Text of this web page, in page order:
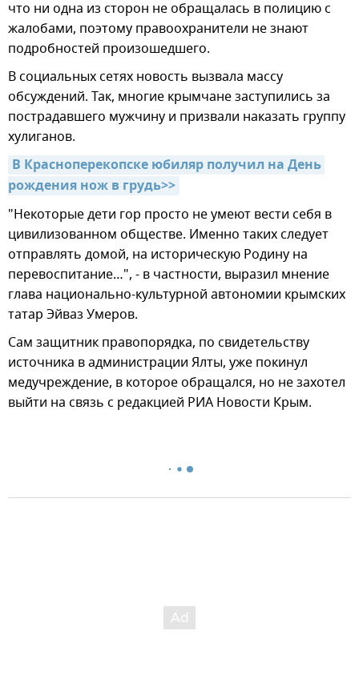
что ни одна из сторон не обращалась в полицию с
жалобами, поэтому правоохранители не знают
подробностей произошедшего.
В социальных сетях новость вызвала массу
обсуждений. Так, многие крымчане заступились за
пострадавшего мужчину и призвали наказать группу
хулиганов.
В Красноперекопске юбиляр получил на День
рождения нож в грудь>>
"Некоторые дети гор просто не умеют вести себя в
цивилизованном обществе. Именно таких следует
отправлять домой, на историческую Родину на
перевоспитание…", - в частности, выразил мнение
глава национально-культурной автономии крымских
татар Эйваз Умеров.
Сам защитник правопорядка, по свидетельству
источника в администрации Ялты, уже покинул
медучреждение, в которое обращался, но не захотел
выйти на связь с редакцией РИА Новости Крым.